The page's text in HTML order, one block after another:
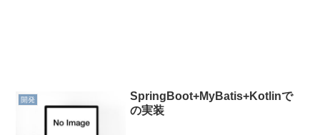
開発
SpringBoot+MyBatis+Kotlinで
の実装